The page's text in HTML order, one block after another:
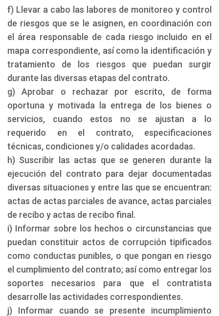
f) Llevar a cabo las labores de monitoreo y control
de riesgos que se le asignen, en coordinación con
el área responsable de cada riesgo incluido en el
mapa correspondiente, así como la identificación y
tratamiento de los riesgos que puedan surgir
durante las diversas etapas del contrato.
g) Aprobar o rechazar por escrito, de forma
oportuna y motivada la entrega de los bienes o
servicios, cuando estos no se ajustan a lo
requerido en el contrato, especificaciones
técnicas, condiciones y/o calidades acordadas.
h) Suscribir las actas que se generen durante la
ejecución del contrato para dejar documentadas
diversas situaciones y entre las que se encuentran:
actas de actas parciales de avance, actas parciales
de recibo y actas de recibo final.
i) Informar sobre los hechos o circunstancias que
puedan constituir actos de corrupción tipificados
como conductas punibles, o que pongan en riesgo
el cumplimiento del contrato; así como entregar los
soportes necesarios para que el contratista
desarrolle las actividades correspondientes.
j) Informar cuando se presente incumplimiento